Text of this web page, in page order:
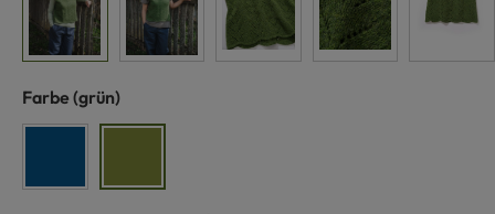
Farbe auswählen
(grün)